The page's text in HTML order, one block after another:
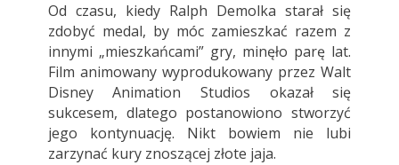
Od czasu, kiedy Ralph Demolka starał się
zdobyć medal, by móc zamieszkać razem z
innymi „mieszkańcami” gry, minęło parę lat.
Film animowany wyprodukowany przez Walt
Disney Animation Studios okazał się
sukcesem, dlatego postanowiono stworzyć
jego kontynuację. Nikt bowiem nie lubi
zarzynać kury znoszącej złote jaja.